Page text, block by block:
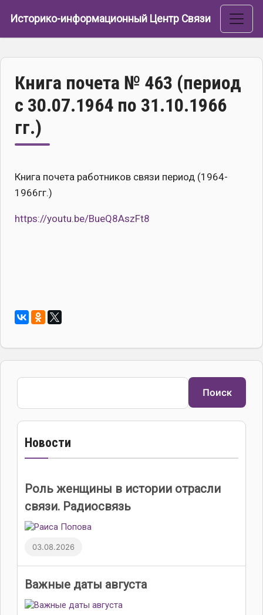
Историко-информационный Центр Связи
Книга почета № 463 (период
с 30.07.1964 по 31.10.1966
гг.)
Книга почета работников связи период (1964-
1966гг.)
https://youtu.be/BueQ8AszFt8
Поиск
Поиск
Новости
Роль женщины в истории отрасли
связи. Радиосвязь
03.08.2026
Важные даты августа